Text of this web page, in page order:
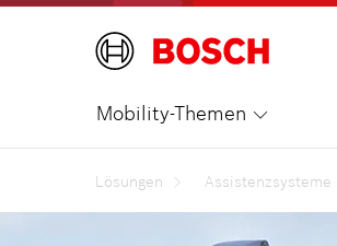
Mobility-Themen
Lösungen Assistenzsysteme